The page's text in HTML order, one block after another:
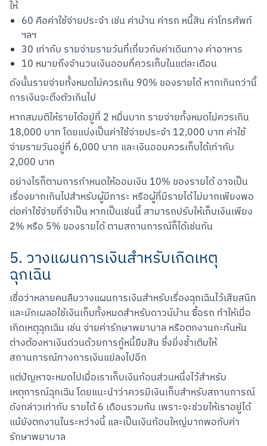
ให้
60 คือค่าใช้จ่ายประจำ เช่น ค่าบ้าน ค่ารถ หนี้สิน ค่าโทรศัพท์
ฯลฯ
30 เท่ากับ รายจ่ายรายวันที่เกี่ยวกับค่าเดินทาง ค่าอาหาร
10 หมายถึงจำนวนเงินออมที่ควรเก็บในแต่ละเดือน
ดังนั้นรายจ่ายทั้งหมดไม่ควรเกิน 90% ของรายได้ หากเกินกว่านี้
การเงินจะตึงตัวเกินไป
หากสมมติให้รายได้อยู่ที่ 2 หมื่นบาท รายจ่ายทั้งหมดไม่ควรเกิน
18,000 บาท โดยแบ่งเป็นค่าใช้จ่ายประจำ 12,000 บาท ค่าใช้
จ่ายรายวันอยู่ที่ 6,000 บาท และเงินออมควรเก็บได้เท่ากับ
2,000 บาท
อย่างไรก็ตามการกำหนดให้ออมเงิน 10% ของรายได้ อาจเป็น
เรื่องยากเกินไปสำหรับผู้มีภาระ หรือผู้ที่มีรายได้ไม่มากเพียงพอ
ต่อค่าใช้จ่ายที่จำเป็น หากเป็นเช่นนี้ สามารถปรับให้เก็บเงินเพียง
2% หรือ 5% ของรายได้ ตามสถานการณ์ก็ได้เช่นกัน
5. วางแผนการเงินสำหรับเกิดเหตุ
ฉุกเฉิน
เชื่อว่าหลายคนลืมวางแผนการเงินสำหรับเรื่องฉุกเฉินไว้เสียสนิท
และมักเผลอใช้เงินเก็บทั้งหมดสำหรับดาวน์บ้าน ซื้อรถ ทำให้เมื่อ
เกิดเหตุฉุกเฉิน เช่น จ่ายค่ารักษาพยาบาล หรือตกงานกะทันหัน
ต่างต้องหาเงินด่วนด้วยการกู้หนี้ยืมสิน ซึ่งยิ่งซ้ำเติมให้
สถานการณ์ทางการเงินแย่ลงไปอีก
แต่ปัญหาจะหมดไปเมื่อเราเก็บเงินก้อนส่วนหนึ่งไว้สำหรับ
เหตุการณ์ฉุกเฉิน โดยแนะนำว่าควรมีเงินเก็บสำหรับสถานการณ์
ดังกล่าวเท่ากับ รายได้ 6 เดือนรวมกัน เพราะจะช่วยให้เราอยู่ได้
แม้ยังตกงานในระหว่างนี้ และเป็นเงินก้อนใหญ่มากพอกับค่า
รักษาพยาบาล